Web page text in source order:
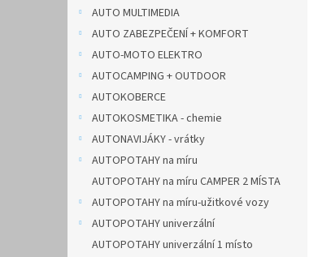
AUTO MULTIMEDIA
AUTO ZABEZPEČENÍ + KOMFORT
AUTO-MOTO ELEKTRO
AUTOCAMPING + OUTDOOR
AUTOKOBERCE
AUTOKOSMETIKA - chemie
AUTONAVIJÁKY - vrátky
AUTOPOTAHY na míru
AUTOPOTAHY na míru CAMPER 2 MÍSTA
AUTOPOTAHY na míru-užitkové vozy
AUTOPOTAHY univerzální
AUTOPOTAHY univerzální 1 místo